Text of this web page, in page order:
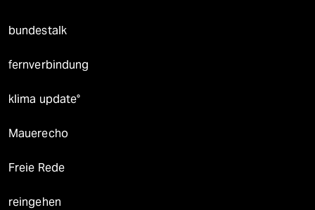
bundestalk
fernverbindung
klima update°
Mauerecho
Freie Rede
reingehen